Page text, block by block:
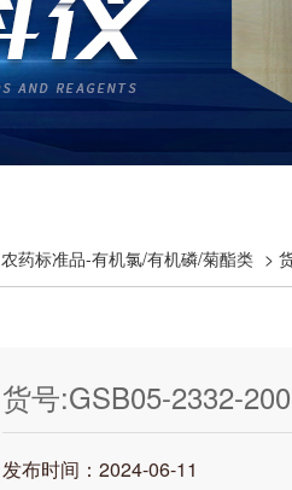
农药标准品-有机氯/有机磷/菊酯类 >
货号:GSB05-2332-
磷溶液标准样品
发布时间：2024-06-11